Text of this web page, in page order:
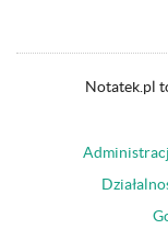
Notatek.pl